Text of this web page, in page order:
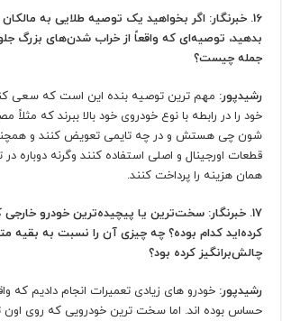
16. خبرنگار: اگر بخواهید یک توصیه طلایی به
بدهید، توصیه‌ای که واقعاً از خراب شدن‌های بزرگ
جمله چیست؟
رشیدپور: مهم ترین توصیه بنده این است که سعی
خود را در رابطه با نوع خودروی خود بالا ببرند که
شون چی‌ هستش و در چه تایمی تعویض کنند و
قطعات اورجینال و اصلی استفاده کنند وگرنه دوباره در
همان هزینه را پرداخت کنند.
17. خبرنگار: سخت‌ترین یا پیچیده‌ترین خودرو خارجی
کرده‌اید کدام بوده؟ چه چیزی آن را نسبت به بقیه
چالش‌برانگیز کرده بود؟
رشیدپور:خودرو های زیادی تعمیرات انجام دادیم که
حساس بوده اند. اما سخت ترین خودرویی که روی اون